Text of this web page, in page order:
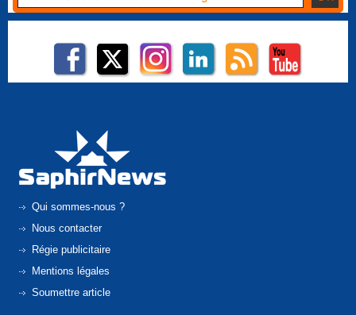
Qui sommes-nous ?
Nous contacter
Régie publicitaire
Mentions légales
Soumettre article